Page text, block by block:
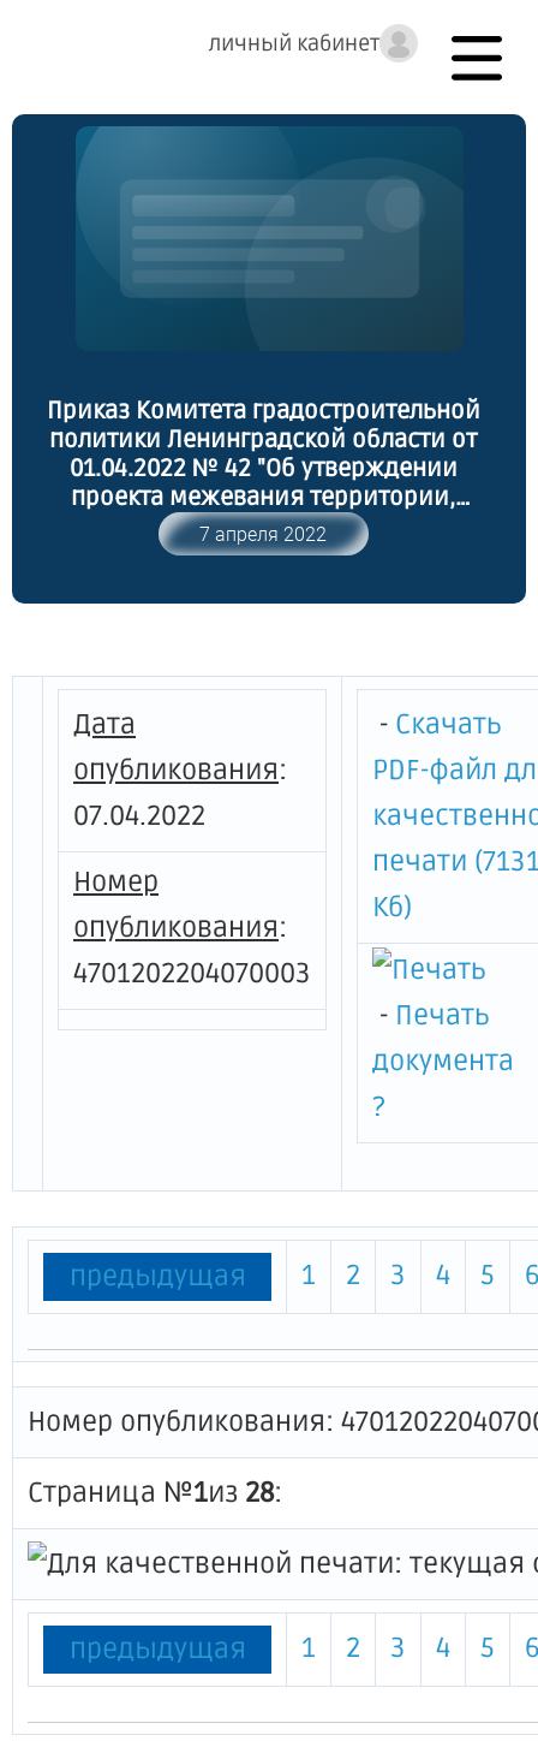
личный кабинет
Приказ Комитета градостроительной
политики Ленинградской области от
01.04.2022 № 42 "Об утверждении
проекта межевания территории,
расположенной в кадастровом квартале
47:20:0907003 в районе ул. Жукова и ул.
Ленинградской области"
7 апреля 2022
Дата
опубликования:
07.04.2022
Номер
опубликования:
4701202204070003
- Скачать
PDF-файл
печати
Кб)
- Печать
документа
?
предыдущая 1 2 3 4 5
Номер опубликования:
Страница №1из 28:
предыдущая 1 2 3 4 5